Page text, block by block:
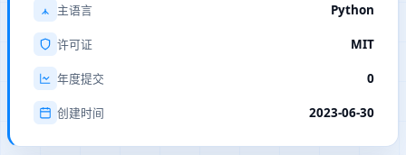
主语言 Python
许可证 MIT
年度提交 0
创建时间 2023-06-30